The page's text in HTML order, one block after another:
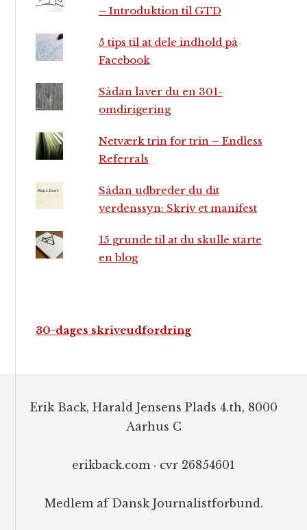
– Introduktion til GTD
5 tips til at dele indhold på
Facebook
Sådan laver du en 301-
omdirigering
Netværk trin for trin – Endless
Referrals
Sådan udbreder du dit
verdenssyn: Skriv et manifest
15 grunde til at du skulle starte
en blog
30-dages skriveudfordring
Erik Back, Harald Jensens Plads 4.th, 8000
Aarhus C
erikback.com · cvr 26854601
Medlem af Dansk Journalistforbund.